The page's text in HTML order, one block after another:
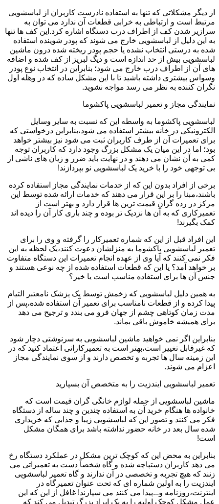
از دیگر مشکلاتی که تنها به استفاده نادرست کاربران از لباسشویی
مرتبط است و ارتباطی به خرابی قطعات آن ندارد می توان به
سرازیر شدن کف از اطراف درب دستگاه اشاره کرد.این کف ها تنها
به این دلیل از لباسشویی خارج می شوند که پودر شوینده استفاده
شده به درستی انتخاب نشده یا حجم پودر ریخته شده درون ماشین
لباسشویی بیش از حد اندازه است و دیگ لبریز از کف شده و اضافه
های آن از اطراف درب خارج می شود؛ بنابراین در انتخاب نوع پودر
وسواس بیشتری داشته باشید تا با این مشکل ساده که در وهله اول
نگران کننده به نظر می رسد مواجه نشوید.
نمایندگی مجاز و تعمیر لباسشویی پاکشوما
لباسشویی پاکشوما به واسطه این که نسبت به سایر وسایل
الکترونیکی در خانه بیشتر استفاده می شود،بنابراین درخواستی که
برای تعمیرات آن از طرف کاربران ثبت می شود نیز بیشتر خواهد
بود؛ اما در این میان یک مشکل بزرگ وجود دارد که کاربران توجه
کمی به آن نشان می دهند و در نهایت باید ضرر و زیان های ناشی از
بی توجهی خود را با خرید یک لباسشویی نو بپردازند!
برخی از افراد بدون این که از خدمات نمایندگی مجاز استفاده کرده
باشند،مبنا را بر این قرار می دهند که خدمات ارائه شده توسط این
مرکز در رده گران قیمت ترین ها قرار دارد و بهتر است از
تعمیرکاری که به آن ها نزدیک تر بوده و چند باری کار آن را دیده اند
کمک بگیرند!
این افراد قبل از این که شماره تعمیرکار را گرفته و وی را برای
تعمیر لباسشویی پاکشوما به منزلشان دعوت کنند،یک لحظه به این
فکر نمی کنند که آیا وی از عهده انجام تعمیرات این دستگاه متفاوت
بر خواهد آمد؟ یا این که قطعات استفاده شده از چه نوعی هستند و
جنس آن ها برای استفاده مناسب است یا خیر؟
به همین دلیل لباسشویی که زخمش توسط یک پزشک نامعتبر التیام
پیدا کرده و از قطعات نامناسب برای تعمیر آن استفاده شده،پس از
مدت زمان کوتاهی چشم از جهان فرو می بندد و ترجیح می دهد
برای همیشه خاموش باقی بماند.
بنابراین اگر نمی خواهید ماشین لباسشویی به سرنوشتی دچار شود
که غیرقابل تغییر است،بهتر است به تعمیرکارانی اعتماد کنید که در
این زمینه سال ها تجربه و تخصص دارند و از سوی نمایندگی مجاز
اعزام می شوند.
تعمیر لباسشویی ایندزیت را به متخصص آن بسپارید
ماشین لباسشویی از جمله لوازم خانگی گران قیمت است که
خانواده ها هنگام خرید آن به استفاده چندین و چند ساله از دستگاه
فکر می کنند و تصور این که لباسشویی زیبا و جذابی که خریداری
شده سال بعد در خانه حضور نداشته باشد برای همگان مشکل
است!
بنابراین به محض این که کوچک ترین مشکل در عملکرد دستگاه رخ
می دهد کاربران دستپاچه شده و گاه شخصاً دست به تعمیراتی می
زنند که هیچ تجربه و تخصصی در آن ندارند و گاه تعمیر لباسشویی
ایندزیت را به اولین شماره ای که تحت عنوان تعمیرگاه در
اینترنت،روزنامه و...پیدا می کنند می سپارند! غافل از این که این
عمل مشکل کوچک اولیه را به یک ایراد بزرگ تبدیل می کند که